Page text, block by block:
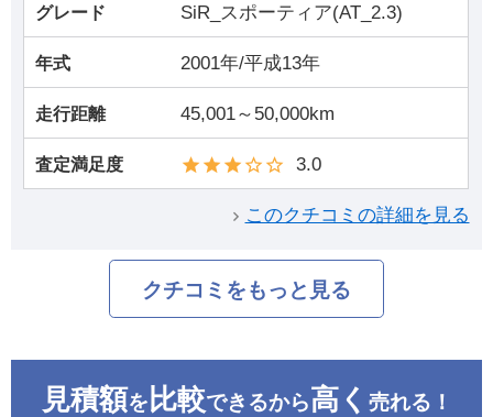
グレード SiR_スポーティア(AT_2.3)
年式 2001年/平成13年
走行距離 45,001～50,000km
査定満足度 3.0
このクチコミの詳細を見る
クチコミをもっと見る
見積額を 比較できるから高く 売れる！